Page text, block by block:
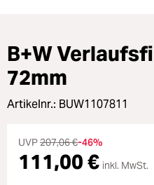
B+W
72mm
Artikelnr.: BUW1107811
UVP207,06 €-46%
111,00 € inkl. MwSt.